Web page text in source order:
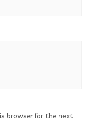
browser for the next